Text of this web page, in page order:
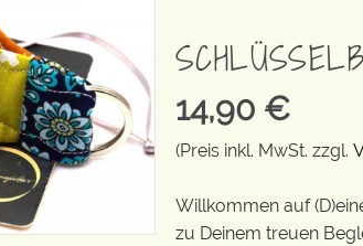
14,90 €
(Preis inkl. MwSt. zzgl.
Willkommen auf
zu Deinem treuen